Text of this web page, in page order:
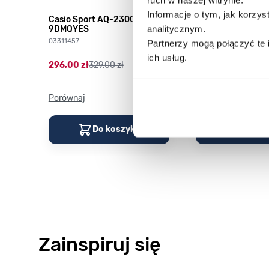
Informacje o tym, jak
analitycznym.
Partnerzy mogą połączyć
ich usług.
Casio Sport AQ-230GA-
9DMQYES
03311457
296,00 zł329,00 zł
Porównaj
Do koszyka
CASIO Vintage
03378805
Zainspiruj się